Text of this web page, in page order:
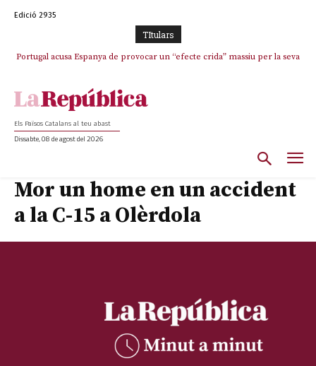
Edició 2935
TItulars
Portugal acusa Espanya de provocar un “efecte crida” massiu per la seva
Els Països Catalans al teu abast
Dissabte, 08 de agost del 2026
Mor un home en un accident
a la C-15 a Olèrdola